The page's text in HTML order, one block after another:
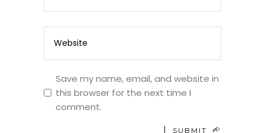
Save my name, email, and website in
this browser for the next time I
comment.
SUBMIT